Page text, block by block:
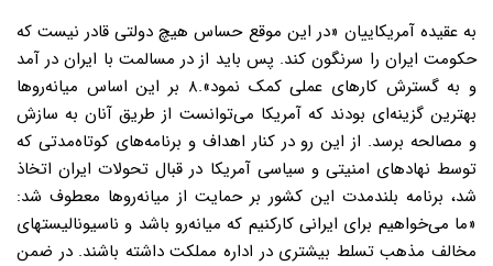
به عقیده آمریکاییان «در این موقع حساس هیچ دولتی قادر نیست که
حکومت ایران را سرنگون کند. پس باید از در مسالمت با ایران در آمد
و به گسترش کارهای عملی کمک نمود».۸ بر این اساس میانه‌روها
بهترین گزینه‌ای بودند که آمریکا می‌توانست از طریق آنان به سازش
و مصالحه برسد. از این رو در کنار اهداف و برنامه‌های کوتاه‌مدتی که
توسط نهادهای امنیتی و سیاسی آمریکا در قبال تحولات ایران اتخاذ
شد، برنامه بلندمدت این کشور بر حمایت از میانه‌روها معطوف شد:
«ما می‌خواهیم برای ایرانی کارکنیم که میانه‌رو باشد و ناسیونالیستهای
مخالف مذهب تسلط بیشتری در اداره مملکت داشته باشند. در ضمن